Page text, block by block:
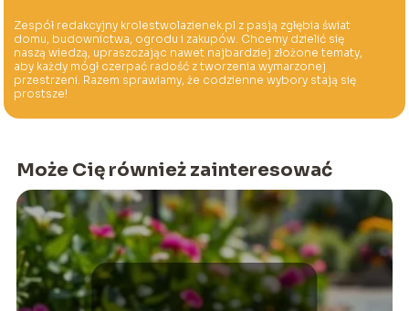
Zespół redakcyjny krolestwolazienek.pl z pasją zgłębia świat
domu, budownictwa, ogrodu i zakupów. Chcemy dzielić się
naszą wiedzą, upraszczając nawet najbardziej złożone tematy,
aby każdy mógł czerpać radość z tworzenia wymarzonej
przestrzeni. Razem sprawiamy, że codzienne wybory stają się
prostsze!
Może Cię również zainteresować